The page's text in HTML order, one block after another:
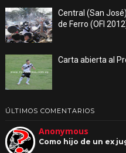
Central (San
de Ferro (OFI
Carta abierta al
ÚLTIMOS COMENTARIOS
Anonymous
Como hijo de un ex